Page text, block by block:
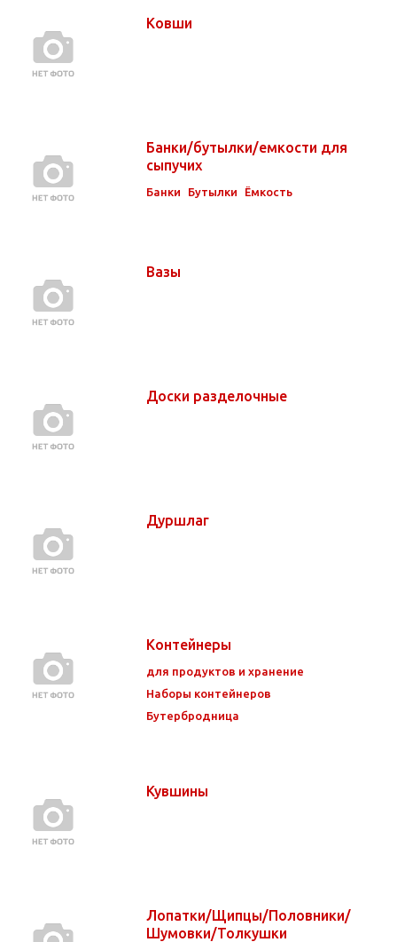
Ковши
Банки/бутылки/емкости для
сыпучих
Банки Бутылки Ёмкость
Вазы
Доски разделочные
Дуршлаг
Контейнеры
для продуктов и хранение
Наборы контейнеров
Бутербродница
Кувшины
Лопатки/Щипцы/Половники/
Шумовки/Толкушки